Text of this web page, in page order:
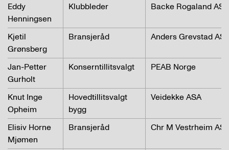
Eddy
Henningsen
Klubbleder Backe Rogaland AS
Kjetil
Grønsberg
Bransjeråd Anders Grevstad AS
Jan-Petter
Gurholt
Konserntillitsvalgt PEAB Norge
Knut Inge
Opheim
Hovedtillitsvalgt
bygg
Veidekke ASA
Elisiv Horne
Mjømen
Bransjeråd Chr M Vestrheim AS